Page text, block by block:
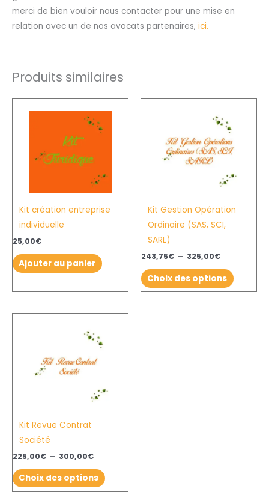
merci de bien vouloir nous contacter pour une mise en
relation avec un de nos avocats partenaires, ici.
Produits similaires
Kit création entreprise
individuelle
25,00€
Ajouter au panier
Kit Gestion Opération
Ordinaire (SAS, SCI,
SARL)
243,75€ – 325,00€
prix :
243,75€
à
325,00€
Choix des options
plusieurs
Les
peuvent
page
Kit Revue Contrat
Société
225,00€ – 300,00€
prix :
225,00€
à
300,00€
Choix des options
Les
la